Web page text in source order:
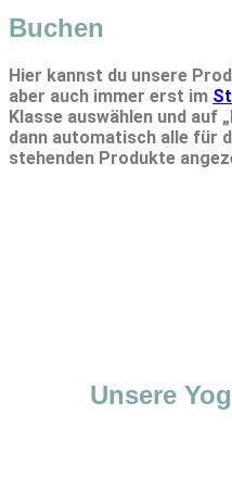
Buchen
Hier kannst du unsere
aber auch immer erst im
Klasse auswählen und auf
dann automatisch alle für
stehenden Produkte
Unsere